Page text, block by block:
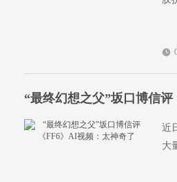
“最终幻想之父”坂口博信
近
大